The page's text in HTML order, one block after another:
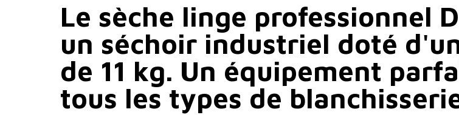
Le sèche linge professionnel
un séchoir industriel doté
de 11 kg. Un équipement
tous les types de